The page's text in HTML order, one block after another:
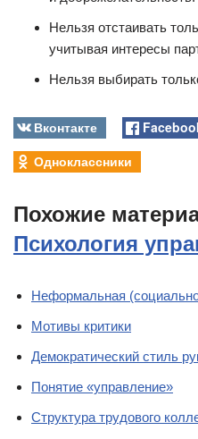
Нельзя отстаивать
учитывая интересы
Нельзя выбирать
Вконтакте
Одноклассники
Похожие
Психология
Неформальная
Мотивы критики
Демократический стиль
Понятие «управление»
Структура трудового